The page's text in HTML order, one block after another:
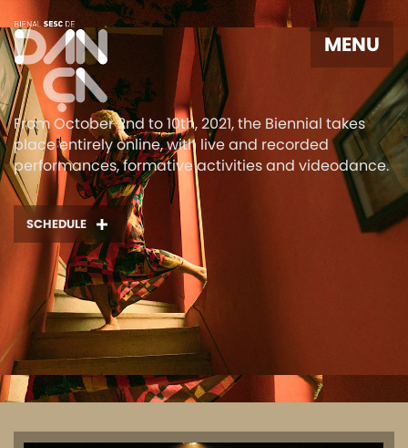
MENU
From October 2nd to 10th, 2021, the Biennial takes
place entirely online, with live and recorded
performances, formative activities and videodance.
SCHEDULE